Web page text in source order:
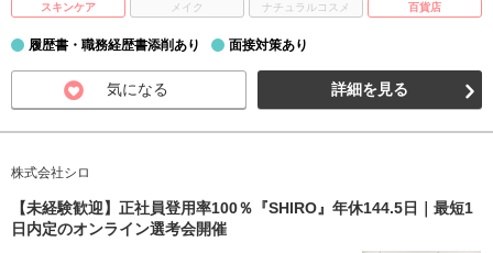
スキンケア
メイク ナチュラルコスメ 百貨店
履歴書・職務経歴書添削あり 面接対策あり
気になる 詳細を見る
株式会社シロ
【未経験歓迎】正社員登用率100％『SHIRO』年休144.5日｜最短1
日内定のオンライン選考会開催